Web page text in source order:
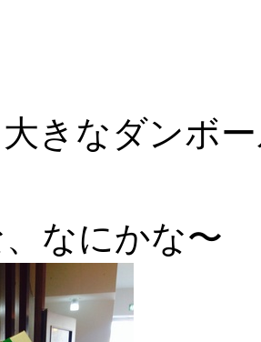
きなダンボ
なにかな〜